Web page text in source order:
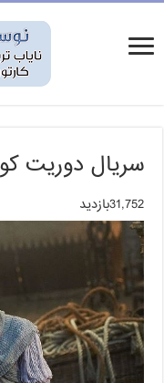
سریال دوریت
31,752بازدید